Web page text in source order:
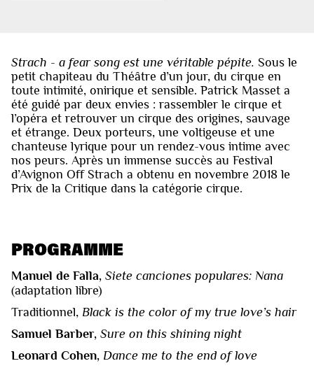
Strach - a fear song est une véritable pépite. Sous le
petit chapiteau du Théâtre d’un jour, du cirque en
toute intimité, onirique et sensible. Patrick Masset a
été guidé par deux envies : rassembler le cirque et
l’opéra et retrouver un cirque des origines, sauvage
et étrange. Deux porteurs, une voltigeuse et une
chanteuse lyrique pour un rendez-vous intime avec
nos peurs. Après un immense succès au Festival
d’Avignon Off Strach a obtenu en novembre 2018 le
Prix de la Critique dans la catégorie cirque.
PROGRAMME
Manuel de Falla, Siete canciones populares: Nana
(adaptation libre)
Traditionnel, Black is the color of my true love’s hair
Samuel Barber, Sure on this shining night
Leonard Cohen, Dance me to the end of love